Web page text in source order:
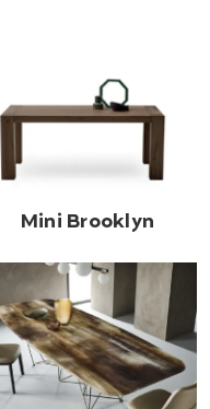
Mini Brooklyn